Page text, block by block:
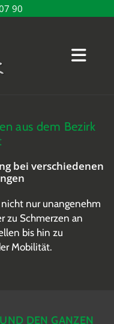
90
aus dem Bezirk
bei verschiedenen
nur unangenehm
zu Schmerzen an
bis hin zu
Mobilität.
DEN GANZEN K